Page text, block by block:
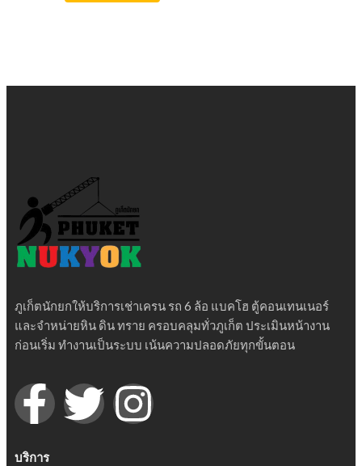
ภูเก็ตนักยกให้บริการเช่าเครน รถ 6 ล้อ แบคโฮ ตู้คอนเทนเนอร์
และจำหน่ายหิน ดิน ทราย ครอบคลุมทั่วภูเก็ต ประเมินหน้างาน
ก่อนเริ่ม ทำงานเป็นระบบ เน้นความปลอดภัยทุกขั้นตอน
บริการ